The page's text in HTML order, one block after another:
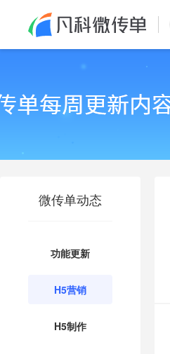
微传单动态
功能更新
H5营销
H5制作